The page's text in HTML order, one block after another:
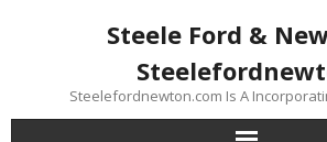
Steele Ford &
Steelefordnewton.com Is A